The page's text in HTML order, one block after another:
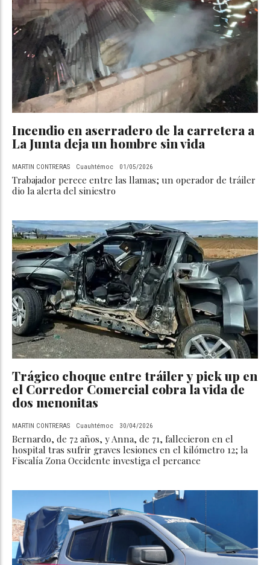
Incendio en aserradero de la carretera a
La Junta deja un hombre sin vida
MARTIN CONTRERAS Cuauhtémoc 01/05/2026
Trabajador perece entre las llamas; un operador de tráiler
dio la alerta del siniestro
Trágico choque entre tráiler y pick up en
el Corredor Comercial cobra la vida de
dos menonitas
MARTIN CONTRERAS Cuauhtémoc 30/04/2026
Bernardo, de 72 años, y Anna, de 71, fallecieron en el
hospital tras sufrir graves lesiones en el kilómetro 12; la
Fiscalía Zona Occidente investiga el percance